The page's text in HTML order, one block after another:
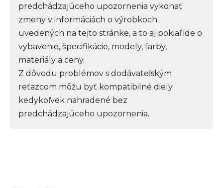
predchádzajúceho upozornenia vykonať
zmeny v informáciách o výrobkoch
uvedených na tejto stránke, a to aj pokiaľ ide o
vybavenie, špecifikácie, modely, farby,
materiály a ceny.
Z dôvodu problémov s dodávateľským
reťazcom môžu byť kompatibilné diely
kedykoľvek nahradené bez
predchádzajúceho upozornenia.